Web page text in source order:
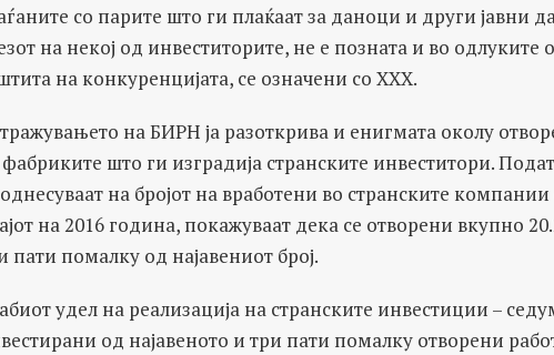
со парите што ги плаќаат за даноци и други јавни
на некој од инвеститорите, не е позната и во одлуките
на конкуренцијата, се означени со XXX.
на БИРН ја разоткрива и енигмата околу
што ги изградија странските инвеститори.
на бројот на вработени во странските
на 2016 година, покажуваат дека се отворени вкупно
пати помалку од најавениот број.
удел на реализација на странските инвестиции –
од најавеното и три пати помалку отворени